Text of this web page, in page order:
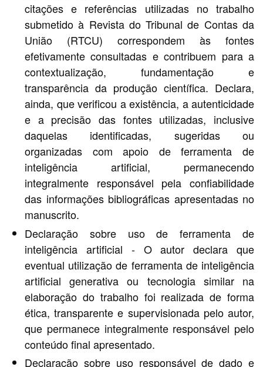
citações e referências utilizadas no trabalho
submetido à Revista do Tribunal de Contas da
União (RTCU) correspondem às fontes
efetivamente consultadas e contribuem para a
contextualização, fundamentação e
transparência da produção científica. Declara,
ainda, que verificou a existência, a autenticidade
e a precisão das fontes utilizadas, inclusive
daquelas identificadas, sugeridas ou
organizadas com apoio de ferramenta de
inteligência artificial, permanecendo
integralmente responsável pela confiabilidade
das informações bibliográficas apresentadas no
manuscrito.
Declaração sobre uso de ferramenta de
inteligência artificial - O autor declara que
eventual utilização de ferramenta de inteligência
artificial generativa ou tecnologia similar na
elaboração do trabalho foi realizada de forma
ética, transparente e supervisionada pelo autor,
que permanece integralmente responsável pelo
conteúdo final apresentado.
Declaração sobre uso responsável de dado e